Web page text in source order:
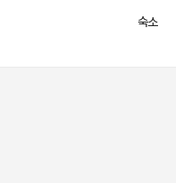
숙소